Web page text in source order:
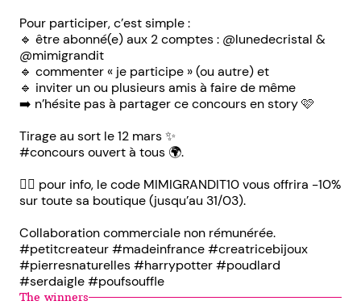
Pour participer, c’est simple :
🔹 être abonné(e) aux 2 comptes : @lunedecristal &
@mimigrandit
🔹 commenter « je participe » (ou autre) et
🔹 inviter un ou plusieurs amis à faire de même
➡️ n’hésite pas à partager ce concours en story 🩷
Tirage au sort le 12 mars ✨
#concours ouvert à tous 🌍.
👉🏻 pour info, le code MIMIGRANDIT10 vous offrira -10%
sur toute sa boutique (jusqu’au 31/03).
Collaboration commerciale non rémunérée.
#petitcreateur #madeinfrance #creatricebijoux
#pierresnaturelles #harrypotter #poudlard
#serdaigle #poufsouffle
The winners